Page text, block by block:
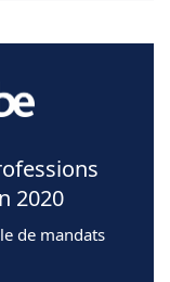
2020
de mandats